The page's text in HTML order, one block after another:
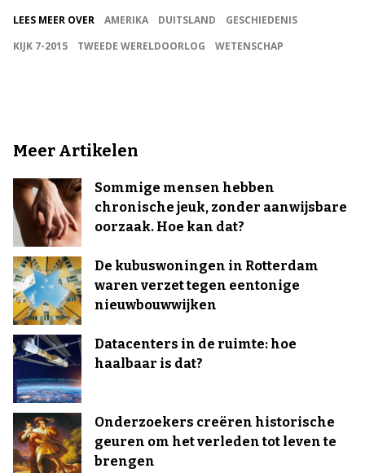
LEES MEER OVER AMERIKA DUITSLAND
GESCHIEDENIS
KIJK 7-2015
TWEEDE WERELDOORLOG WETENSCHAP
Meer Artikelen
Sommige mensen hebben
chronische jeuk, zonder aanwijsbare
oorzaak. Hoe kan dat?
De kubuswoningen in Rotterdam
waren verzet tegen eentonige
nieuwbouwwijken
Datacenters in de ruimte: hoe
haalbaar is dat?
Onderzoekers creëren historische
geuren om het verleden tot leven te
brengen